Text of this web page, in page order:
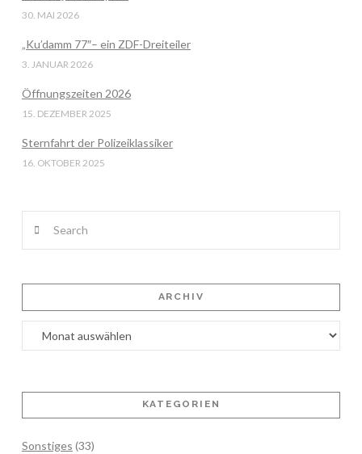
30. MAI 2026
„Ku’damm 77″– ein ZDF-Dreiteiler
3. JANUAR 2026
Öffnungszeiten 2026
15. DEZEMBER 2025
Sternfahrt der Polizeiklassiker
16. OKTOBER 2025
ARCHIV
Archiv
KATEGORIEN
Sonstiges (33)